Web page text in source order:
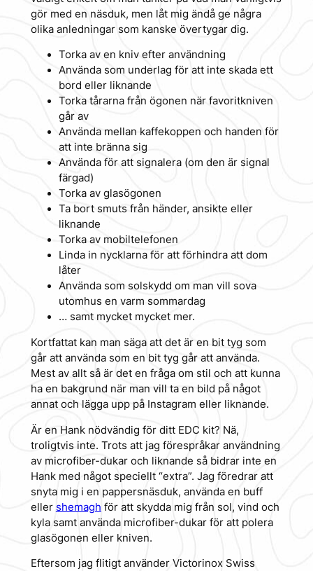
gör med en näsduk, men låt mig ändå ge några
olika anledningar som kanske övertygar dig.
Torka av en kniv efter användning
Använda som underlag för att inte skada ett
bord eller liknande
Torka tårarna från ögonen när favoritkniven
går av
Använda mellan kaffekoppen och handen för
att inte bränna sig
Använda för att signalera (om den är signal
färgad)
Torka av glasögonen
Ta bort smuts från händer, ansikte eller
liknande
Torka av mobiltelefonen
Linda in nycklarna för att förhindra att dom
låter
Använda som solskydd om man vill sova
utomhus en varm sommardag
… samt mycket mycket mer.
Kortfattat kan man säga att det är en bit tyg som
går att använda som en bit tyg går att använda.
Mest av allt så är det en fråga om stil och att kunna
ha en bakgrund när man vill ta en bild på något
annat och lägga upp på Instagram eller liknande.
Är en Hank nödvändig för ditt EDC kit? Nä,
troligtvis inte. Trots att jag förespråkar användning
av microfiber-dukar och liknande så bidrar inte en
Hank med något speciellt “extra”. Jag föredrar att
snyta mig i en pappersnäsduk, använda en buff
eller shemagh för att skydda mig från sol, vind och
kyla samt använda microfiber-dukar för att polera
glasögonen eller kniven.
Eftersom jag flitigt använder Victorinox Swiss